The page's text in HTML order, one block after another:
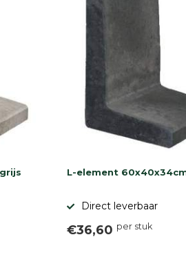
L-element
Direct leverbaar
€36,60 per stuk